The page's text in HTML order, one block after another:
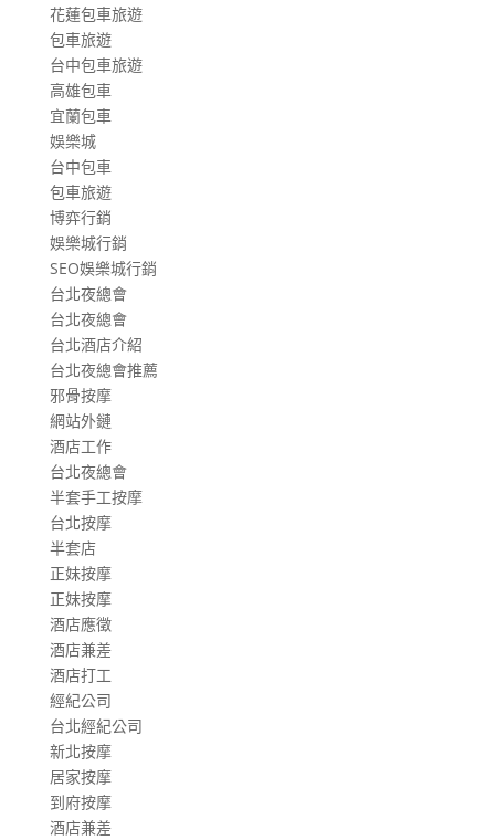
花蓮包車旅遊
包車旅遊
台中包車旅遊
高雄包車
宜蘭包車
娛樂城
台中包車
包車旅遊
博弈行銷
娛樂城行銷
SEO娛樂城行銷
台北夜總會
台北夜總會
台北酒店介紹
台北夜總會推薦
邪骨按摩
網站外鏈
酒店工作
台北夜總會
半套手工按摩
台北按摩
半套店
正妹按摩
正妹按摩
酒店應徵
酒店兼差
酒店打工
經紀公司
台北經紀公司
新北按摩
居家按摩
到府按摩
酒店兼差